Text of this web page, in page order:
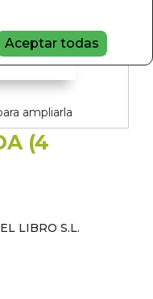
Aceptar todas
ampliarla
(4
LIBRO S.L.